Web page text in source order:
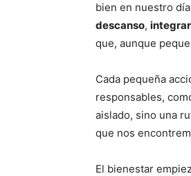
bien en nuestro
descanso,
que, aunque
Cada pequeña
responsables,
aislado, sino una
que nos
El bienestar